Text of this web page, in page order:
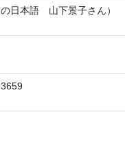
日本語 山下景子さん）